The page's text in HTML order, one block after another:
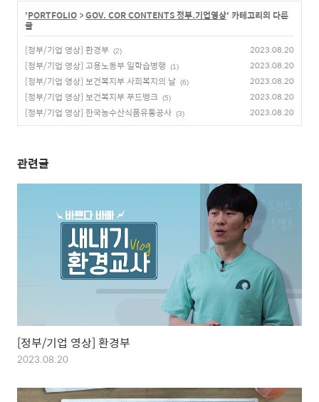
'PORTFOLIO >GOV. COR CONTENTS 정부.기업영상' 카테고리의 다른
글
[정부/기업 영상] 환경부 (2) 2023.08.20
[정부/기업 영상] 고용노동부 일학습병행 (1) 2023.08.20
[정부/기업 영상] 보건복지부 사회복지의 날 (6) 2023.08.20
[정부/기업 영상] 보건복지부 푸드뱅크 (5) 2023.08.20
[정부/기업 영상] 한국농수산식품유통공사 (3) 2023.08.20
관련글
[정부/기업 영상] 환경부
2023.08.20